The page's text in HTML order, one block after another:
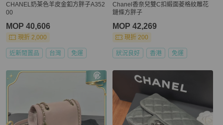
CHANEL奶茶色羊皮金釦方胖子A352
00
MOP 40,606
現折 2,000
近新閒置品 台灣 免運
Chanel香奈兒雙C扣緞面菱格紋雕花
鏈條方胖子
MOP 42,269
現折 200
狀況良好 香港 免運